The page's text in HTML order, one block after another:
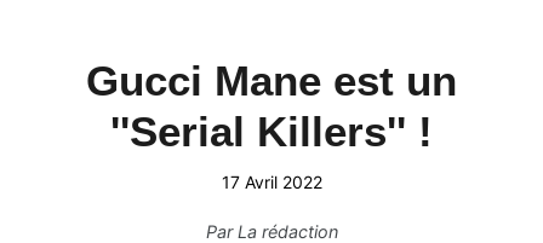
Gucci Mane est un
''Serial Killers'' !
17 Avril 2022
ParLa rédaction